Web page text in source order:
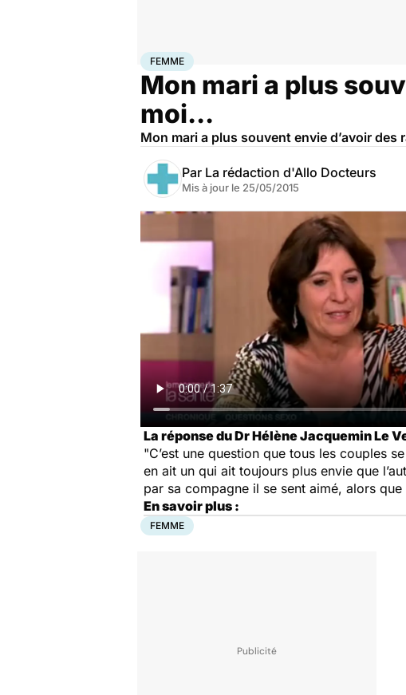
AccueilBien-être
FEMME
Mon mari a plus
moi...
Mon mari a plus souvent envie d’avoir
Par La rédaction d'Allo Docteurs
Mis à jour le 25/05/2015
La réponse du Dr Hélène Jacquemin Le
"C’est une question que tous les couples
en ait un qui ait toujours plus envie que
par sa compagne il se sent aimé, alors
En savoir plus :
FEMME